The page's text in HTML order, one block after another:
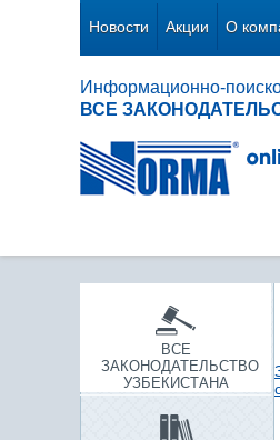
Новости Акции О
Информационно-
ВСЕ
ВСЕ
ЗАКОНОДАТЕЛЬСТВО
УЗБЕКИСТАНА